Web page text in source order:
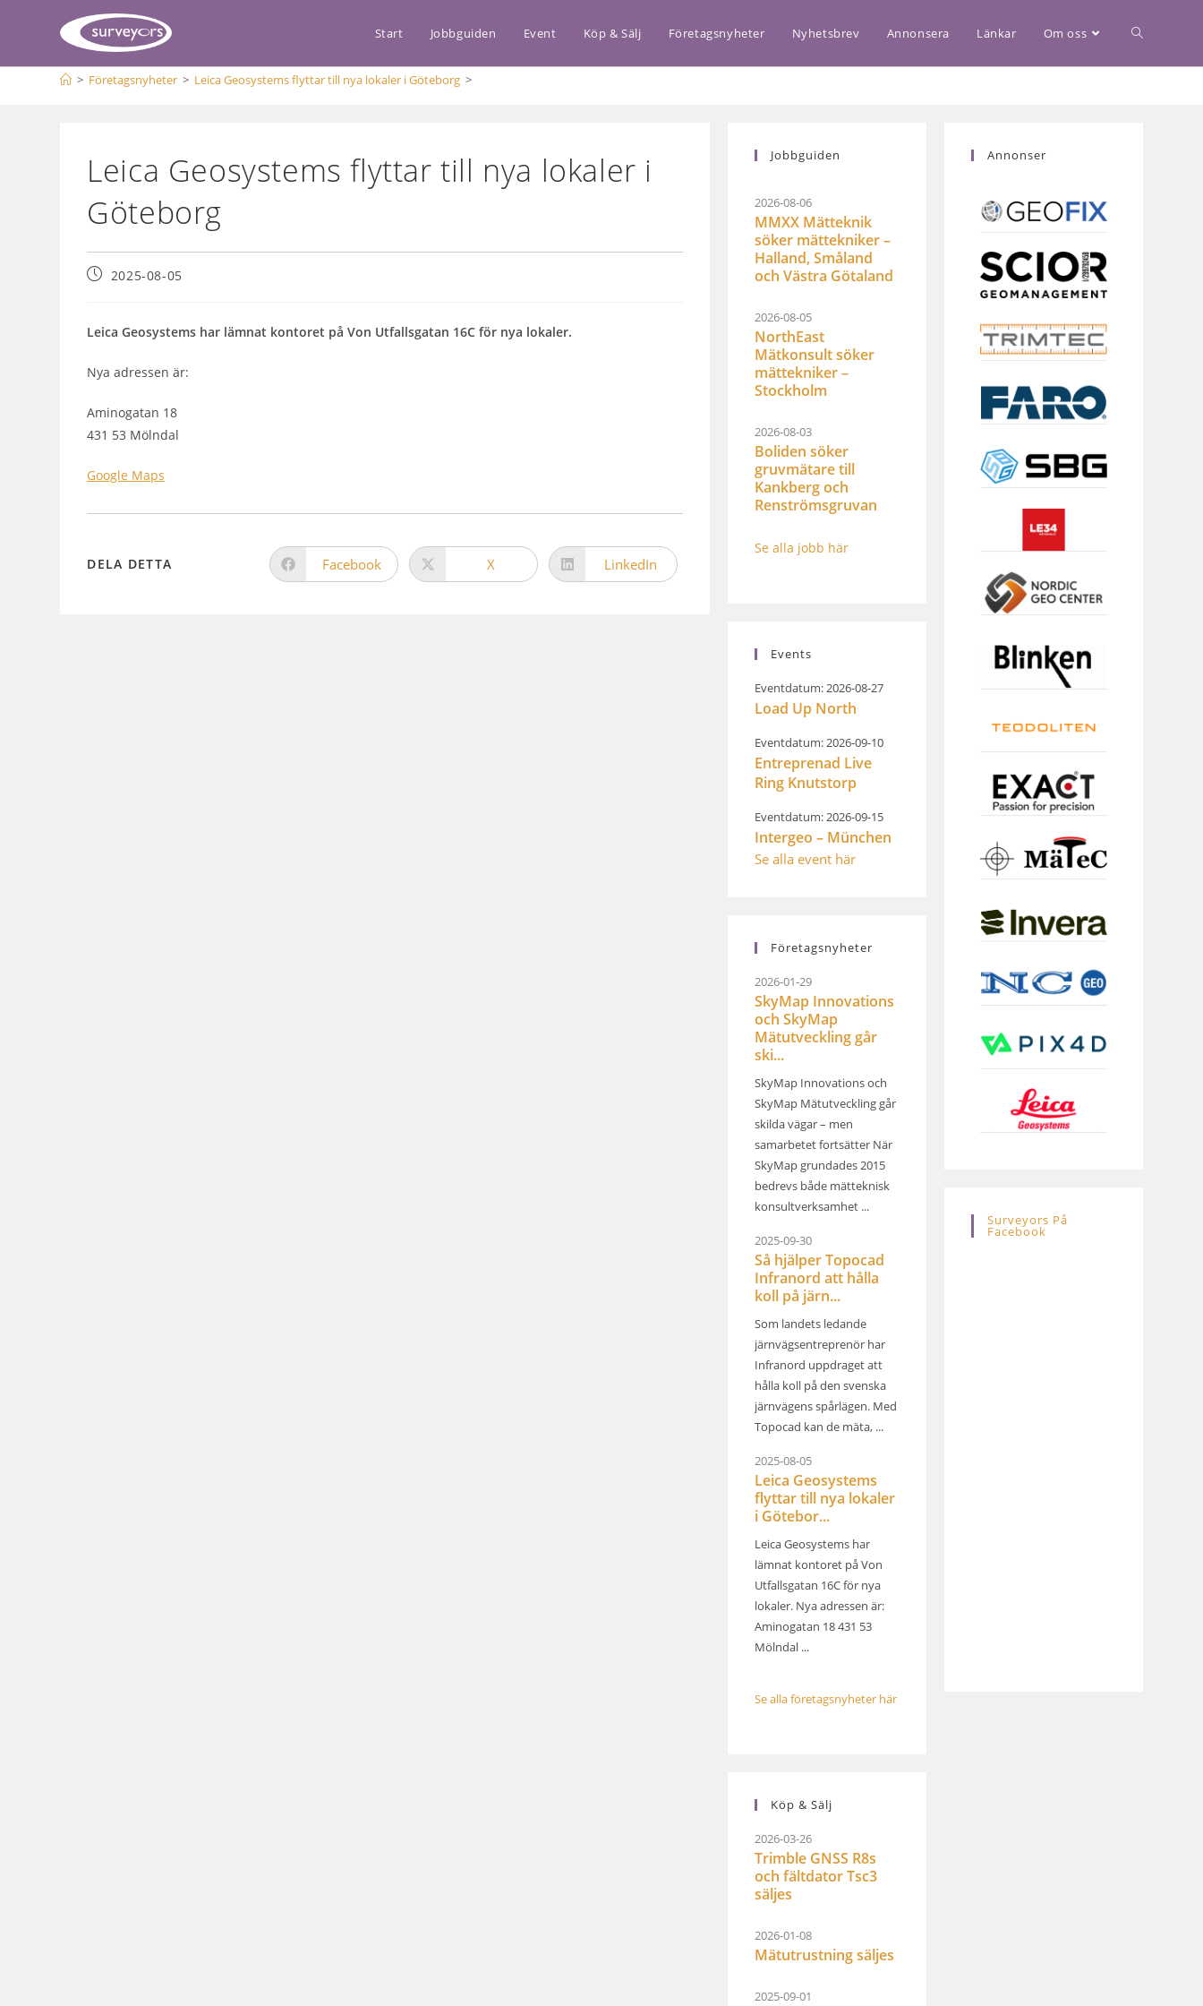
Start Jobbguiden Event Köp & Sälj Företagsnyheter Nyhetsbrev Annonsera Länkar Om oss
> Företagsnyheter > Leica Geosystems flyttar till nya lokaler i Göteborg >
Leica Geosystems flyttar till nya lokaler i
Göteborg
2025-08-05
Leica Geosystems har lämnat kontoret på Von Utfallsgatan 16C för nya lokaler.
Nya adressen är:
Aminogatan 18
431 53 Mölndal
Google Maps
DELA DETTA Facebook X LinkedIn
Jobbguiden
2026-08-06
MMXX Mätteknik
söker mättekniker –
Halland, Småland
och Västra Götaland
2026-08-05
NorthEast
Mätkonsult söker
mättekniker –
Stockholm
2026-08-03
Boliden söker
gruvmätare till
Kankberg och
Renströmsgruvan
Se alla jobb här
Events
Eventdatum: 2026-08-27
Load Up North
Eventdatum: 2026-09-10
Entreprenad Live
Ring Knutstorp
Eventdatum: 2026-09-15
Intergeo – München
Se alla event här
Företagsnyheter
2026-01-29
SkyMap Innovations
och SkyMap
Mätutveckling går
ski...
SkyMap Innovations och
SkyMap Mätutveckling går
skilda vägar – men
samarbetet fortsätter När
SkyMap grundades 2015
bedrevs både mätteknisk
konsultverksamhet ...
2025-09-30
Så hjälper Topocad
Infranord att hålla
koll på järn...
Som landets ledande
järnvägsentreprenör har
Infranord uppdraget att
hålla koll på den svenska
järnvägens spårlägen. Med
Topocad kan de mäta, ...
2025-08-05
Leica Geosystems
flyttar till nya lokaler
i Götebor...
Leica Geosystems har
lämnat kontoret på Von
Utfallsgatan 16C för nya
lokaler. Nya adressen är:
Aminogatan 18 431 53
Mölndal ...
Se alla företagsnyheter här
Köp & Sälj
2026-03-26
Trimble GNSS R8s
och fältdator Tsc3
säljes
2026-01-08
Mätutrustning säljes
2025-09-01
Annonser
Surveyors På
Facebook